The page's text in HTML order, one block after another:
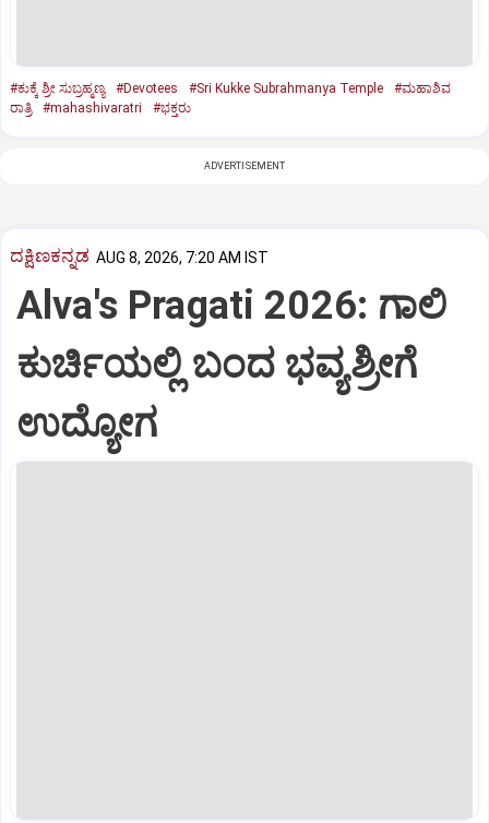
#ಕುಕ್ಕೆ ಶ್ರೀ ಸುಬ್ರಹ್ಮಣ್ಯ #Devotees #Sri Kukke Subrahmanya Temple
#ಮಹಾಶಿವ
ರಾತ್ರಿ
#mahashivaratri #ಭಕ್ತರು
ADVERTISEMENT
ದಕ್ಷಿಣಕನ್ನಡ AUG 8, 2026, 7:20 AM IST
Alva's Pragati 2026: ಗಾಲಿ
ಕುರ್ಚಿಯಲ್ಲಿ ಬಂದ ಭವ್ಯಶ್ರೀಗೆ
ಉದ್ಯೋಗ